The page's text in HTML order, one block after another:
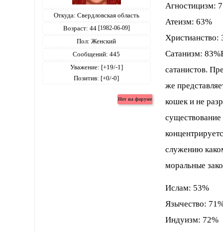
Откуда: Свердловская область
Возраст: 44 [1982-06-09]
Пол: Женский
Сообщений: 445
Уважение: [+19/-1]
Позитив: [+0/-0]
Агностицизм:
Атеизм: 63%
Христианство:
Сатанизм:
сатанистов.
же
кошек и не
служению
моральные
Ислам: 53%
Язычество:
Индуизм: 72%